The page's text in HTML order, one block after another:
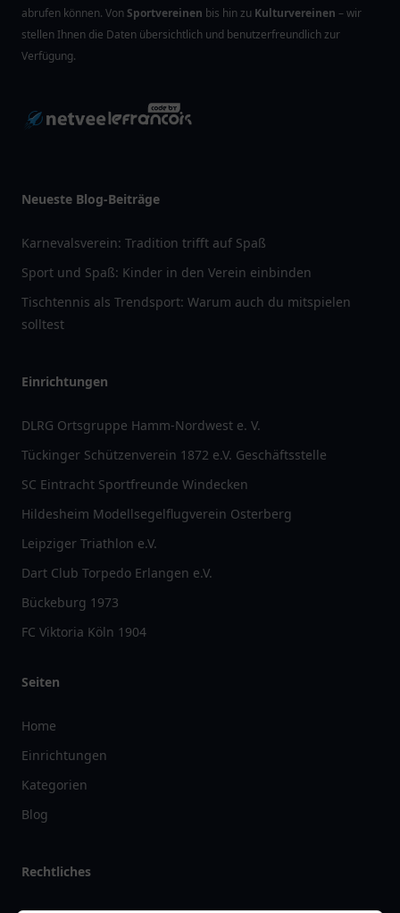
abrufen können. VonSportvereinen bis hin zu Kulturvereinen – wir
stellen Ihnen die Daten übersichtlich und benutzerfreundlich zur
Verfügung.
Neueste Blog-Beiträge
Karnevalsverein: Tradition trifft auf Spaß
Sport und Spaß: Kinder in den Verein einbinden
Tischtennis als Trendsport: Warum auch du mitspielen
solltest
Einrichtungen
DLRG Ortsgruppe Hamm-Nordwest e. V.
Tückinger Schützenverein 1872 e.V. Geschäftsstelle
SC Eintracht Sportfreunde Windecken
Hildesheim Modellsegelflugverein Osterberg
Leipziger Triathlon e.V.
Dart Club Torpedo Erlangen e.V.
Bückeburg 1973
FC Viktoria Köln 1904
Seiten
Home
Einrichtungen
Kategorien
Blog
Rechtliches